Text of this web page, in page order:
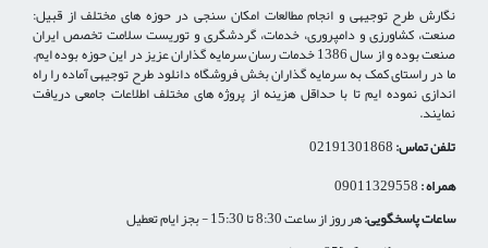
نگارش طرح توجیهی و انجام مطالعات امکان سنجی در حوزه های مختلف از قبیل:
صنعت، کشاورزی و دامپروری، خدمات، گردشگری و توریست سلامت تخصص ایران
صنعت بوده و از سال 1386 خدمات رسان سرمایه گذاران عزیز در این حوزه بوده ایم.
ما در راستای کمک به سرمایه گذاران بخش فروشگاه دانلود طرح توجیهی آماده را راه
اندازی نموده ایم تا با حداقل هزینه از پروژه های مختلف اطلاعات جامعی دریافت
نمایند.
تلفن تماس:
همراه :
ساعات پاسخگویی:هر روز از ساعت 8:30 تا 15:30 - بجز ایام تعطیل